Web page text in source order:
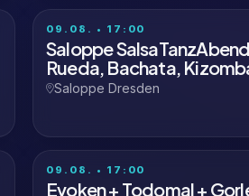
09.08. • 17:00
Saloppe
Rueda, Bachata,
Saloppe Dresden
09.08. • 17:00
Evoken + Todomal +